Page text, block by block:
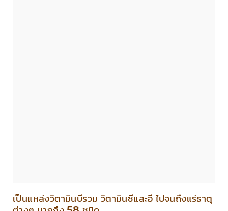
เป็นแหล่งวิตามินบีรวม วิตามินซีและอี ไปจนถึงแร่ธาตุ